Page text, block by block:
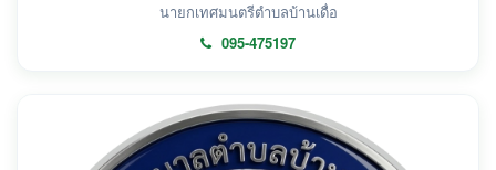
นายกเทศมนตรีตำบลบ้านเดื่อ
095-475197